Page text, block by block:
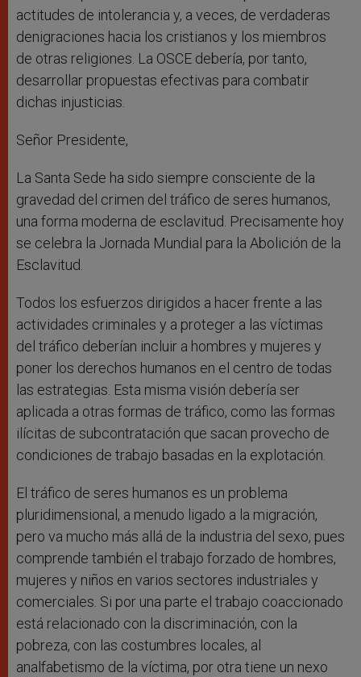
actitudes de intolerancia y, a veces, de verdaderas
denigraciones hacia los cristianos y los miembros
de otras religiones. La OSCE debería, por tanto,
desarrollar propuestas efectivas para combatir
dichas injusticias.
Señor Presidente,
La Santa Sede ha sido siempre consciente de la
gravedad del crimen del tráfico de seres humanos,
una forma moderna de esclavitud. Precisamente hoy
se celebra la Jornada Mundial para la Abolición de la
Esclavitud.
Todos los esfuerzos dirigidos a hacer frente a las
actividades criminales y a proteger a las víctimas
del tráfico deberían incluir a hombres y mujeres y
poner los derechos humanos en el centro de todas
las estrategias. Esta misma visión debería ser
aplicada a otras formas de tráfico, como las formas
ilícitas de subcontratación que sacan provecho de
condiciones de trabajo basadas en la explotación.
El tráfico de seres humanos es un problema
pluridimensional, a menudo ligado a la migración,
pero va mucho más allá de la industria del sexo, pues
comprende también el trabajo forzado de hombres,
mujeres y niños en varios sectores industriales y
comerciales. Si por una parte el trabajo coaccionado
está relacionado con la discriminación, con la
pobreza, con las costumbres locales, al
analfabetismo de la víctima, por otra tiene un nexo